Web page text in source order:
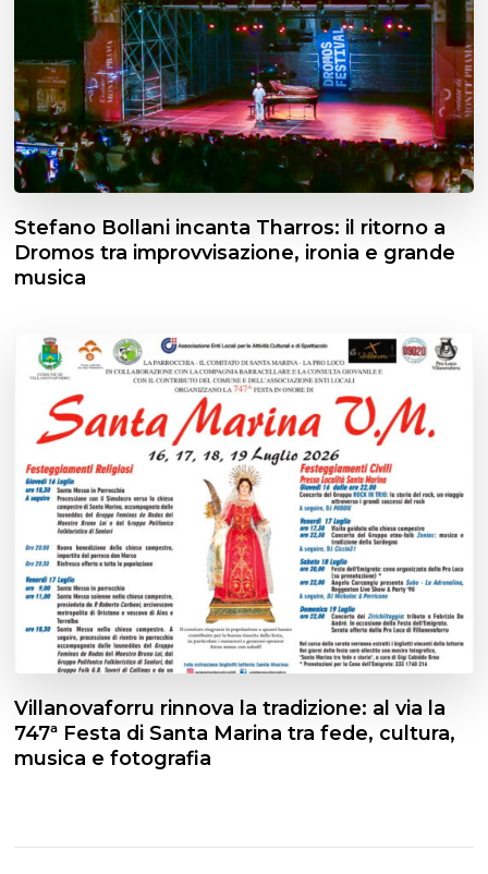
Stefano Bollani incanta Tharros: il ritorno a
Dromos tra improvvisazione, ironia e grande
musica
Villanovaforru rinnova la tradizione: al via la
747ª Festa di Santa Marina tra fede, cultura,
musica e fotografia